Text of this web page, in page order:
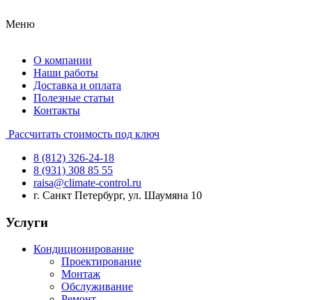
Меню
О компании
Наши работы
Доставка и оплата
Полезные статьи
Контакты
Рассчитать стоимость под ключ
8 (812) 326-24-18
8 (931) 308 85 55
raisa@climate-control.ru
г. Санкт Петербург, ул. Шаумяна 10
Услуги
Кондиционирование
Проектирование
Монтаж
Обслуживание